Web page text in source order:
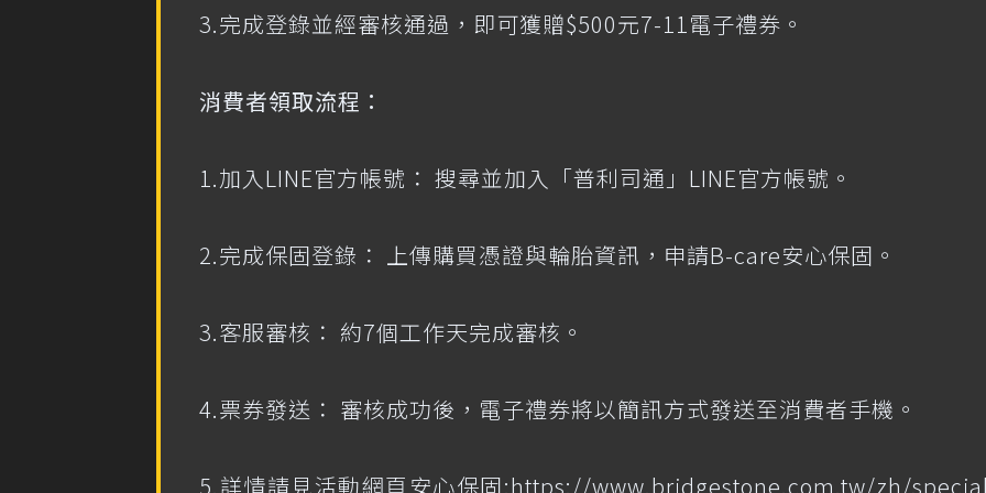
3.完成登錄並經審核通過，即可獲贈$500元7-11電子禮券。
消費者領取流程：
1.加入LINE官方帳號： 搜尋並加入「普利司通」LINE官方帳號。
2.完成保固登錄： 上傳購買憑證與輪胎資訊，申請B-care安心保固。
3.客服審核： 約7個工作天完成審核。
4.票券發送： 審核成功後，電子禮券將以簡訊方式發送至消費者手機。
5.詳情請見活動網頁安心保固:https://www.bridgestone.com.tw/zh/